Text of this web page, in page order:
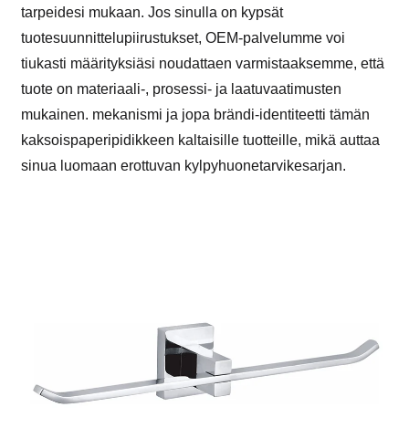
tarpeidesi mukaan. Jos sinulla on kypsät
tuotesuunnittelupiirustukset, OEM-palvelumme voi
tiukasti määrityksiäsi noudattaen varmistaaksemme, että
tuote on materiaali-, prosessi- ja laatuvaatimusten
mukainen. mekanismi ja jopa brändi-identiteetti tämän
kaksoispaperipidikkeen kaltaisille tuotteille, mikä auttaa
sinua luomaan erottuvan kylpyhuonetarvikesarjan.